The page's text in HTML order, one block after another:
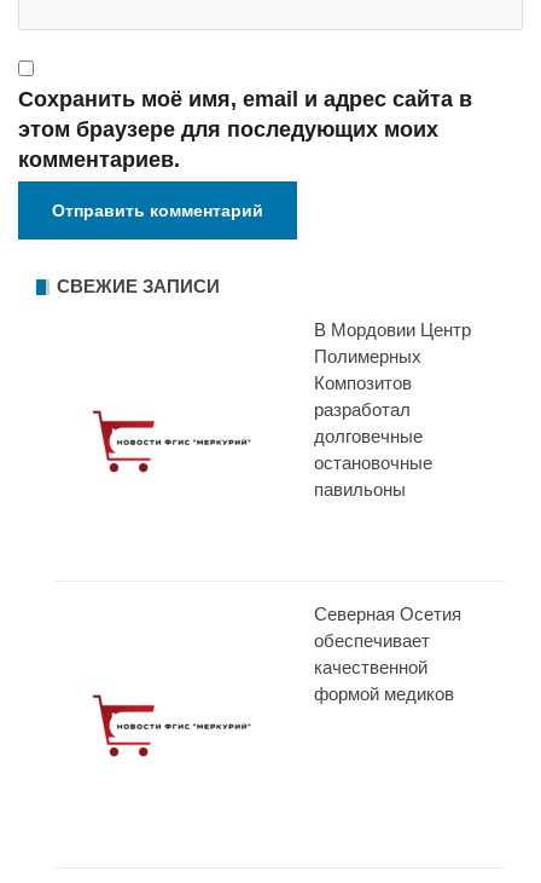
Сохранить моё имя, email и адрес сайта в
этом браузере для последующих моих
комментариев.
СВЕЖИЕ ЗАПИСИ
В Мордовии Центр
Полимерных
Композитов
разработал
долговечные
остановочные
павильоны
Северная Осетия
обеспечивает
качественной
формой медиков